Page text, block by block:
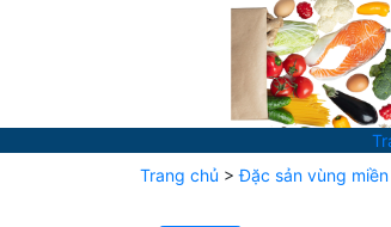
Trang chủ >Đặc sản vùng miền